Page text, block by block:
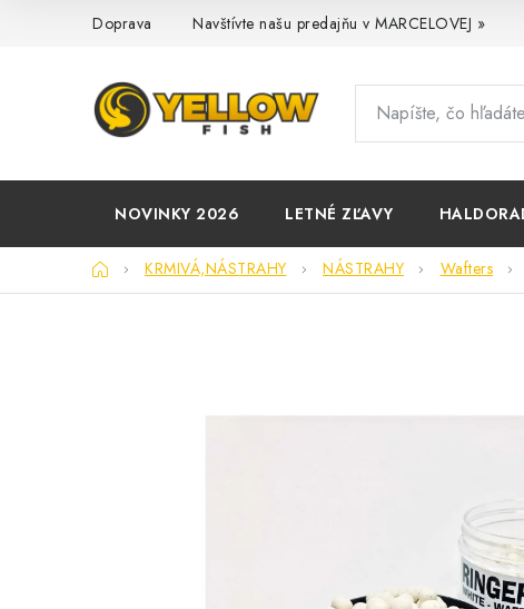
Doprava Navštívte našu predajňu v MARCELOVEJ »
NOVINKY 2026 LETNÉ ZĽAVY
DomovKRMIVÁ,NÁSTRAHY NÁSTRAHY Wafters